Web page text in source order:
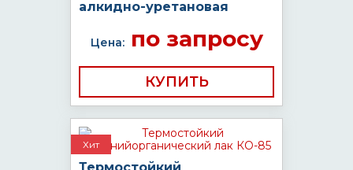
алкидно-уретановая
Цена:по запросу
КУПИТЬ
Хит